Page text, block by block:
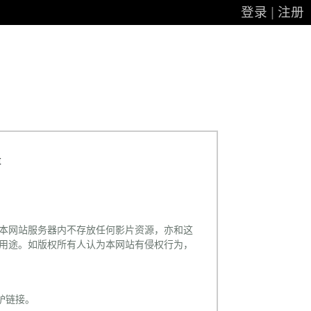
登录 注册
网站服务器内不存放任何影片资源，亦和这
。如版权所有人认为本网站有侵权行为，
接。